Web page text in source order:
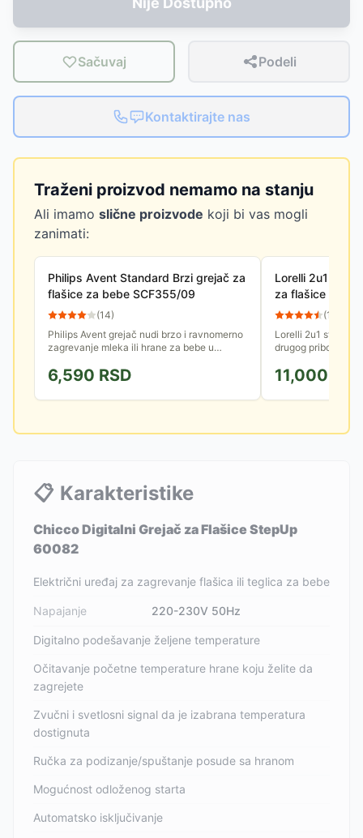
Sačuvaj Podeli
Kontaktirajte nas
Traženi proizvod nemamo na stanju
Ali imamo slične proizvode koji bi vas mogli
zanimati:
Philips Avent Standard Brzi grejač za
flašice za bebe SCF355/09
(14)
Philips Avent grejač nudi brzo i ravnomerno
zagrevanje mleka ili hrane za bebe u
zagreje za samo 3 minuta!...
6,590 RSD
Lorelli 2u1
za flašice za
(13
Lorelli 2u1
drugog pribora za
upotrebu. Procesi
11,000
📋 Karakteristike
Chicco Digitalni Grejač za Flašice StepUp
60082
Električni uređaj za zagrevanje flašica ili teglica za bebe
Napajanje 220-230V 50Hz
Digitalno podešavanje željene temperature
Očitavanje početne temperature hrane koju želite da
zagrejete
Zvučni i svetlosni signal da je izabrana temperatura
dostignuta
Ručka za podizanje/spuštanje posude sa hranom
Mogućnost odloženog starta
Automatsko isključivanje